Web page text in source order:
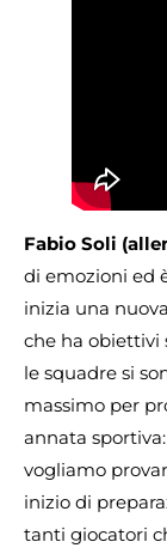
Fabio Soli
di emozioni ed
inizia una
che ha obiettivi
le squadre si
massimo per
annata
vogliamo
inizio di
tanti giocatori